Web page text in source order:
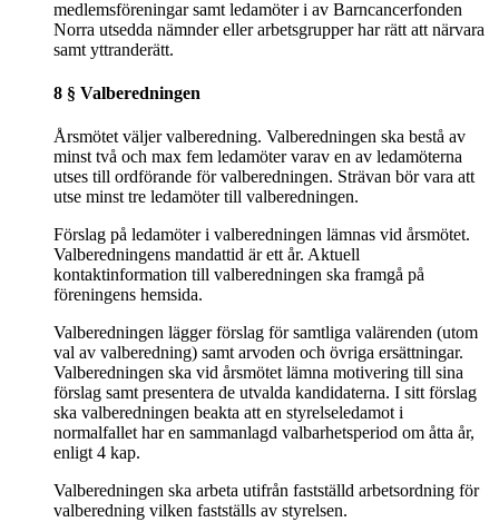
medlemsföreningar samt ledamöter i av Barncancerfonden
Norra utsedda nämnder eller arbetsgrupper har rätt att närvara
samt yttranderätt.
8 § Valberedningen
Årsmötet väljer valberedning. Valberedningen ska bestå av
minst två och max fem ledamöter varav en av ledamöterna
utses till ordförande för valberedningen. Strävan bör vara att
utse minst tre ledamöter till valberedningen.
Förslag på ledamöter i valberedningen lämnas vid årsmötet.
Valberedningens mandattid är ett år. Aktuell
kontaktinformation till valberedningen ska framgå på
föreningens hemsida.
Valberedningen lägger förslag för samtliga valärenden (utom
val av valberedning) samt arvoden och övriga ersättningar.
Valberedningen ska vid årsmötet lämna motivering till sina
förslag samt presentera de utvalda kandidaterna. I sitt förslag
ska valberedningen beakta att en styrelseledamot i
normalfallet har en sammanlagd valbarhetsperiod om åtta år,
enligt 4 kap.
Valberedningen ska arbeta utifrån fastställd arbetsordning för
valberedning vilken fastställs av styrelsen.